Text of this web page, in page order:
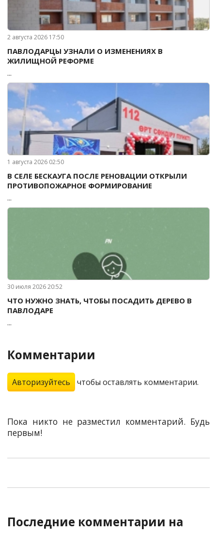
2 августа 2026 17:50
ПАВЛОДАРЦЫ УЗНАЛИ О ИЗМЕНЕНИЯХ В
ЖИЛИЩНОЙ РЕФОРМЕ
...
1 августа 2026 02:50
В СЕЛЕ БЕСКАУГА ПОСЛЕ РЕНОВАЦИИ ОТКРЫЛИ
ПРОТИВОПОЖАРНОЕ ФОРМИРОВАНИЕ
...
30 июля 2026 20:52
ЧТО НУЖНО ЗНАТЬ, ЧТОБЫ ПОСАДИТЬ ДЕРЕВО В
ПАВЛОДАРЕ
...
Комментарии
Авторизуйтесь чтобы оставлять комментарии.
Пока никто не разместил комментарий. Будь
первым!
Последние комментарии на